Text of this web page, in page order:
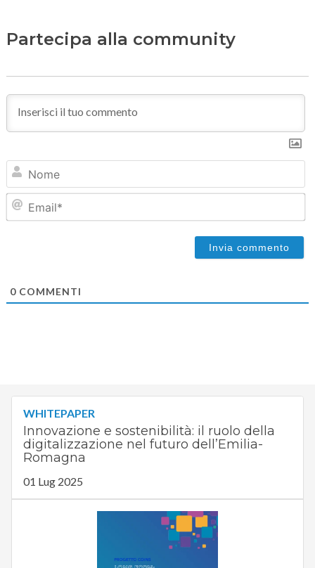
Partecipa alla community
0COMMENTI
WHITEPAPER
Innovazione e sostenibilità: il ruolo della
digitalizzazione nel futuro dell’Emilia-
Romagna
01 Lug 2025